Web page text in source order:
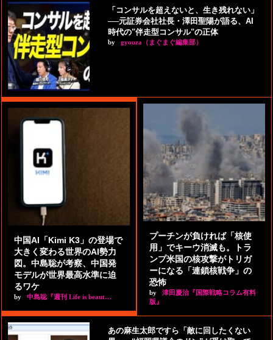
「コンサルを超えないと、生き残れない」
──元証券会社社長・澤田聖陽が語る、AI
時代の"伴走型コンサル"の正体
by gyouza（まぐまぐ編集部）
中国AI「Kimi K3」の登場で
大きく変わる世界のAI勢力
図。中島聡が考察、中国発
モデルが世界最高水準に迫
るワケ
by 中島聡『週刊 Life is beaut…
プーチンが負ければ「核使
用」でキーウ消滅も。トラ
ンプ米国の核攻撃がトリガ
ーになる「連鎖核戦争」の
恐怖
by
津田慶治『国際戦略コラム有料
版』
あの麻生太郎ですら「敵に回したくない